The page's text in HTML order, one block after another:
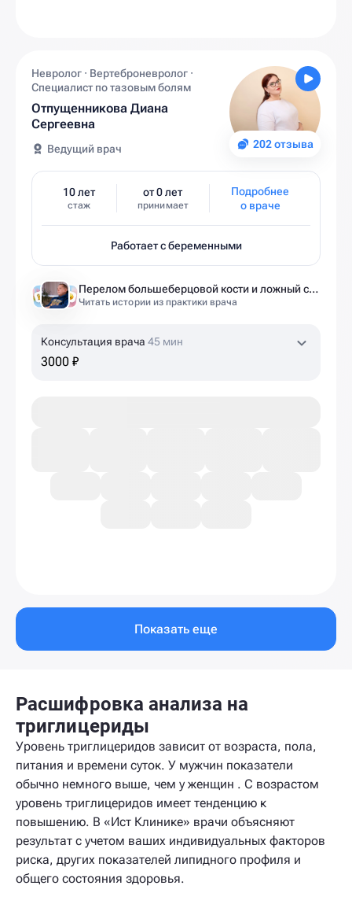
202 отзыва
Невролог · Вертеброневролог ·
Специалист по тазовым болям
Отпущенникова Диана
Сергеевна
Ведущий врач
10 лет
стаж
от 0 лет
принимает
Подробнее
о враче
Работает с беременными
Перелом большеберцовой кости и ложный сустав: моя история восстановления длиной в полтора года
Читать истории из практики врача
Консультация врача 45 мин
3000 ₽
Показать еще
Расшифровка анализа на
триглицериды
Уровень триглицеридов зависит от возраста, пола,
питания и времени суток. У мужчин показатели
обычно немного выше, чем у женщин . С возрастом
уровень триглицеридов имеет тенденцию к
повышению. В «Ист Клинике» врачи объясняют
результат с учетом ваших индивидуальных факторов
риска, других показателей липидного профиля и
общего состояния здоровья.